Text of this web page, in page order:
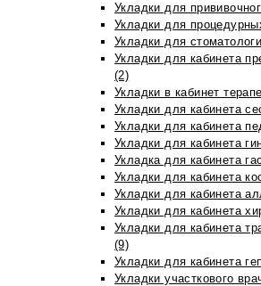
Укладки для
Укладки для
Укладки для
Укладки для кабинета
(2)
Укладки в кабинет
Укладки для кабинета
Укладки для кабинета
Укладки для кабинета
Укладка для кабинета
Укладки для кабинета
Укладки для кабинета
Укладки для кабинета
Укладки для кабинета
(9)
Укладки для кабинета
Укладки участкового